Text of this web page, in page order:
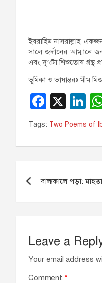
ইবরাহিম নাসরাল্লাহ
সালে জর্দানের আম্মানে
এবং দু’টো শিশুতোষ গ্রন্থ
ভূমিকা ও ভাষান্তরঃ মীম
F
a
c
e
o
o
X
Li
n
k
e
n
Tags: Two Poems of
navigation
বাল্যকালে পড়া:
Leave a
Your email address
Comment *